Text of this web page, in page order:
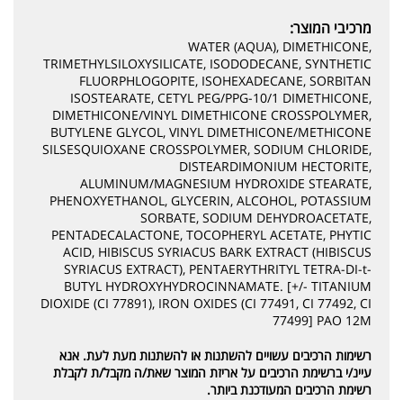
מרכיבי המוצר:
WATER (AQUA), DIMETHICONE,
TRIMETHYLSILOXYSILICATE, ISODODECANE, SYNTHETIC
FLUORPHLOGOPITE, ISOHEXADECANE, SORBITAN
ISOSTEARATE, CETYL PEG/PPG-10/1 DIMETHICONE,
DIMETHICONE/VINYL DIMETHICONE CROSSPOLYMER,
BUTYLENE GLYCOL, VINYL DIMETHICONE/METHICONE
SILSESQUIOXANE CROSSPOLYMER, SODIUM CHLORIDE,
DISTEARDIMONIUM HECTORITE,
ALUMINUM/MAGNESIUM HYDROXIDE STEARATE,
PHENOXYETHANOL, GLYCERIN, ALCOHOL, POTASSIUM
SORBATE, SODIUM DEHYDROACETATE,
PENTADECALACTONE, TOCOPHERYL ACETATE, PHYTIC
ACID, HIBISCUS SYRIACUS BARK EXTRACT (HIBISCUS
SYRIACUS EXTRACT), PENTAERYTHRITYL TETRA-DI-t-
BUTYL HYDROXYHYDROCINNAMATE. [+/- TITANIUM
DIOXIDE (CI 77891), IRON OXIDES (CI 77491, CI 77492, CI
77499] PAO 12M
רשימות הרכיבים עשויים להשתנות או להשתנות מעת לעת. אנא
עיינ/י ברשימת הרכיבים על אריזת המוצר שאת/ה מקבל/ת לקבלת
רשימת הרכיבים המעודכנת ביותר.